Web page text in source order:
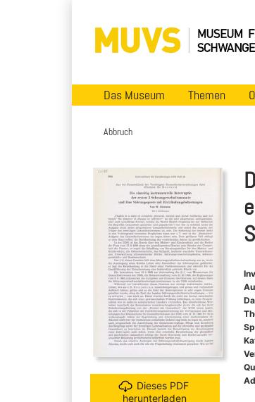
Das Museum Themen
Abbruch
Dieses PDF
herunterladen